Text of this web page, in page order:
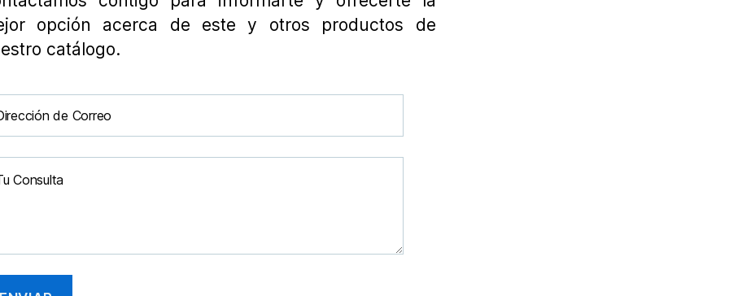
opción acerca de este y otros productos de
catálogo.